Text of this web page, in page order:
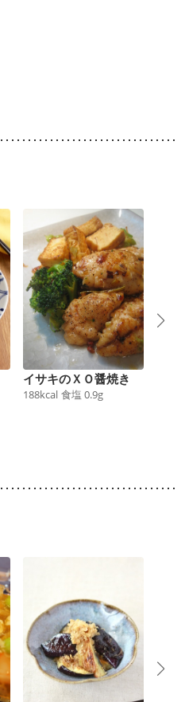
イサキのＸＯ醤焼き
188kcal 食塩 0.9g